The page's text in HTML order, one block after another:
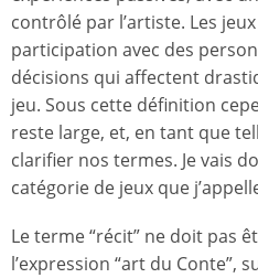
contrôlé par l’artiste. Les
participation avec des
décisions qui affectent
jeu. Sous cette définition
reste large, et, en tant que
clarifier nos termes. Je vais
catégorie de jeux que
Le terme “récit” ne doit pas
l’expression “art du Conte”,